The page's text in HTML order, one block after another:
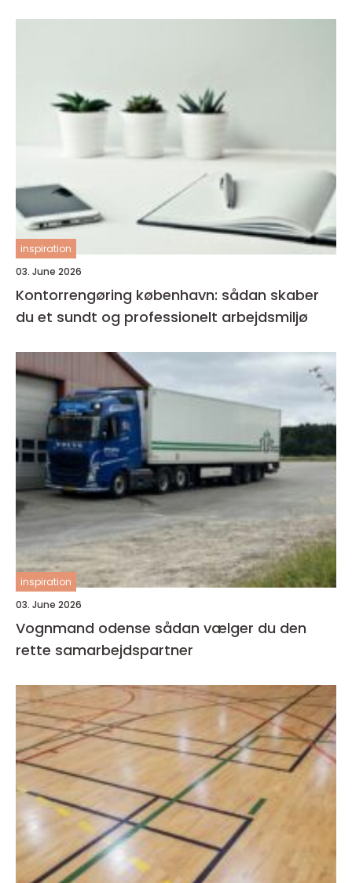
inspiration
03. June 2026
Kontorrengøring københavn: sådan skaber
du et sundt og professionelt arbejdsmiljø
inspiration
03. June 2026
Vognmand odense sådan vælger du den
rette samarbejdspartner